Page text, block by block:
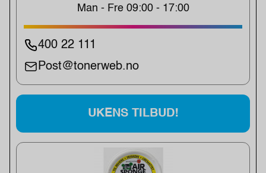
Man - Fre 09:00 - 17:00
400 22 111
Post@tonerweb.no
UKENS TILBUD!